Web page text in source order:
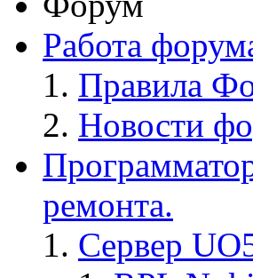
Работа
Правила
Новости
ремонта.
Сервер